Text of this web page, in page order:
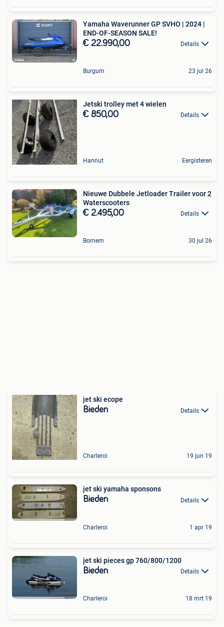
Yamaha Waverunner GP SVHO | 2024 |
END-OF-SEASON SALE!
€ 22.990,00 Details
Burgum 23 jul 26
Jetski trolley met 4 wielen
€ 850,00 Details
Hannut Eergisteren
Nieuwe Dubbele Jetloader Trailer voor 2
Waterscooters
€ 2.495,00 Details
Bornem 30 jul 26
jet ski ecope
Bieden Details
Charleroi 19 jun 19
jet ski yamaha sponsons
Bieden Details
Charleroi 1 apr 19
jet ski pieces gp 760/800/1200
Bieden Details
Charleroi 18 mrt 19